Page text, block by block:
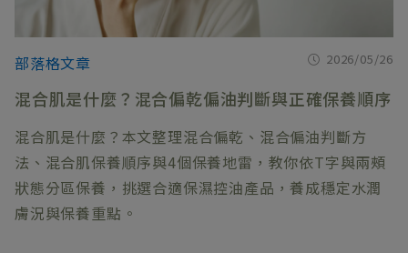
部落格文章 2026/05/26
混合肌是什麼？混合偏乾偏油判斷與正確保養順序
混合肌是什麼？本文整理混合偏乾、混合偏油判斷方
法、混合肌保養順序與4個保養地雷，教你依T字與兩頰
狀態分區保養，挑選合適保濕控油產品，養成穩定水潤
膚況與保養重點。